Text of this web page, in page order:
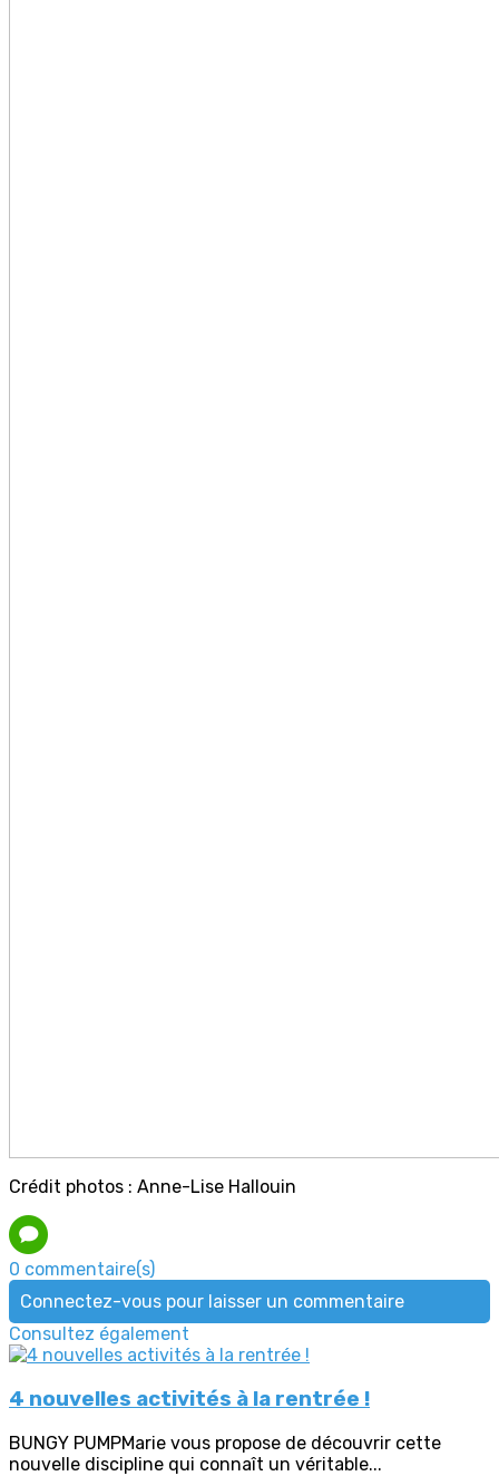
Crédit photos : Anne-Lise Hallouin
0 commentaire(s)
Connectez-vous pour laisser un commentaire
Consultez également
4 nouvelles activités à la rentrée !
BUNGY PUMPMarie vous propose de découvrir cette
nouvelle discipline qui connaît un véritable...